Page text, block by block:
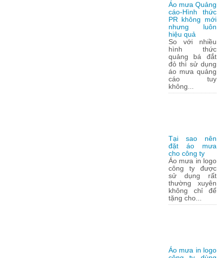
Áo mưa Quảng
cáo-Hình thức
PR không mới
nhưng luôn
hiệu quả
So với nhiều
hình thức
quảng bá đắt
đỏ thì sử dụng
áo mưa quảng
cáo tuy
không...
Tại sao nên
đặt áo mưa
cho công ty
Áo mưa in logo
công ty được
sử dụng rất
thường xuyên
không chỉ để
tặng cho...
Áo mưa in logo